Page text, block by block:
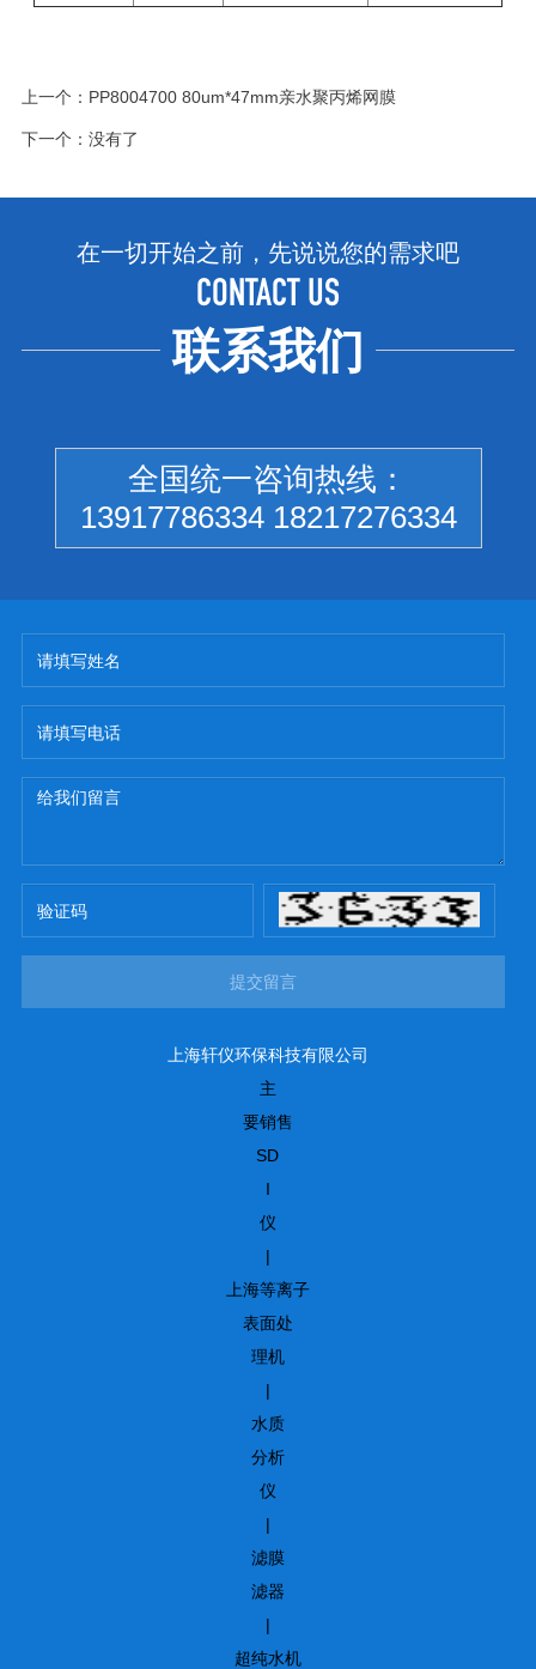
上一个： PP8004700 80um*47mm亲水聚丙烯网膜
下一个：没有了
在一切开始之前，先说说您的需求吧
CONTACT US
联系我们
全国统一咨询热线：
13917786334 18217276334
提交留言
上海轩仪环保科技有限公司
主
要销售
SD
I
仪
|
上海等离子
表面处
理机
|
水质
分析
仪
|
滤膜
滤器
|
超纯水机